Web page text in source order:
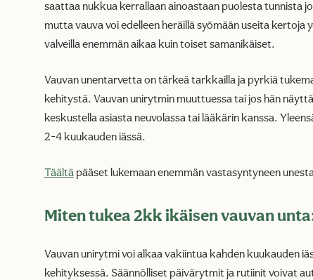
saattaa nukkua kerrallaan ainoastaan puolesta tunnista
mutta vauva voi edelleen heräillä syömään useita
valveilla enemmän aikaa kuin toiset samanikäiset.
Vauvan unentarvetta on tärkeä tarkkailla ja pyrkiä
kehitystä. Vauvan unirytmin muuttuessa tai jos hän
keskustella asiasta neuvolassa tai lääkärin kanssa.
2-4 kuukauden iässä.
Täältäpääset lukemaan enemmän vastasyntyneen
Miten tukea 2kk ikäisen vauvan
Vauvan unirytmi voi alkaa vakiintua kahden kuukauden
kehityksessä. Säännölliset päivärytmit ja rutiinit voivat